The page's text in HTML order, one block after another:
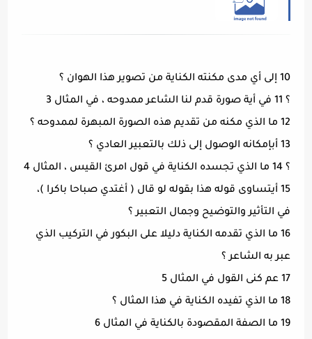
10 إلى أي مدى مكنته الكناية من تصوير هذا الهوان ؟
؟ 11 في أية صورة قدم لنا الشاعر ممدوحه ، في المثال 3
12 ما الذي مكنه من تقديم هذه الصورة المبهرة لممدوحه ؟
13 أبإمكانه الوصول إلى ذلك بالتعبير العادي ؟
؟ 14 ما الذي تجسده الكناية في قول امرئ القيس ، المثال 4
15 أيتساوى قوله هذا بقوله لو قال ( أغتدي صباحا باكرا )،
في التأثير والتوضيح وجمال التعبير ؟
16 ما الذي تقدمه الكناية دليلا على البكور في التركيب الذي
عبر به الشاعر ؟
17 عم كنى القول في المثال 5
18 ما الذي تفيده الكناية في هذا المثال ؟
19 ما الصفة المقصودة بالكناية في المثال 6